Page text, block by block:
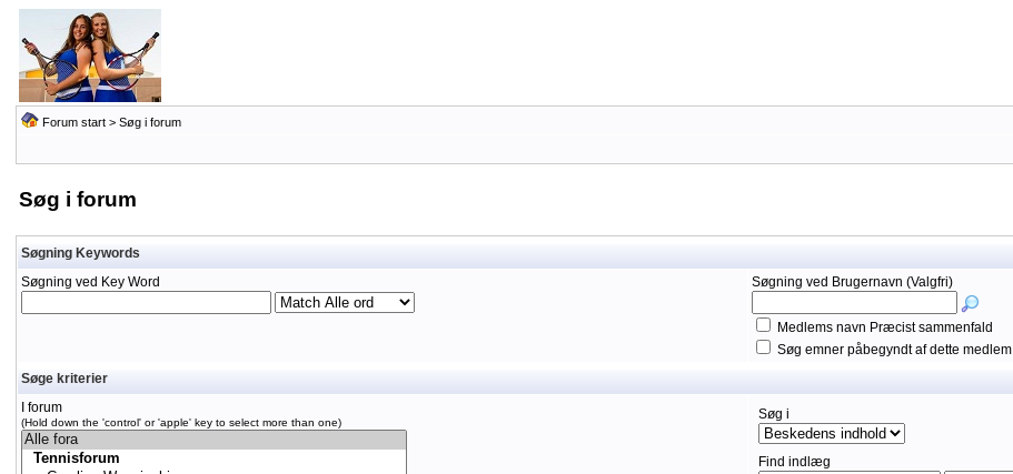
Forum start> Søg i forum
Søg i forum
Søgning Keywords
Søgning ved Key Word
Søgning ved Brugernavn (Valgfri)
Medlems navn Præcist sammenfald
Søg emner påbegyndt af dette medlem
Søge kriterier
I forum
(Hold down the 'control' or 'apple' key to select more than one)
Søg i
Find indlæg